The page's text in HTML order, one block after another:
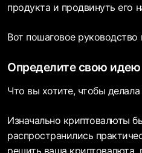
продукта и продвинуть его
Вот пошаговое
Определите свою идею
Что вы хотите, чтобы
Изначально криптовалюты
распространились